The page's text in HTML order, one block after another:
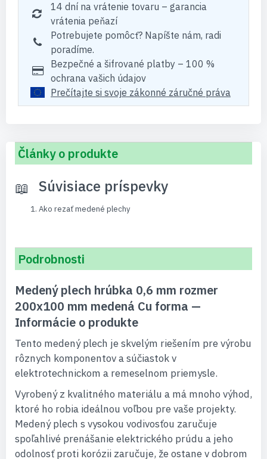
14 dní na vrátenie tovaru – garancia
vrátenia peňazí
Potrebujete pomôcť? Napíšte nám, radi
poradíme.
Bezpečné a šifrované platby – 100 %
ochrana vašich údajov
Prečítajte si svoje zákonné záručné práva
Články o produkte
Súvisiace príspevky
Ako rezať medené plechy
Podrobnosti
Medený plech hrúbka 0,6 mm rozmer
200x100 mm medená Cu forma —
Informácie o produkte
Tento medený plech je skvelým riešením pre výrobu
rôznych komponentov a súčiastok v
elektrotechnickom a remeselnom priemysle.
Vyrobený z kvalitného materiálu a má mnoho výhod,
ktoré ho robia ideálnou voľbou pre vaše projekty.
Medený plech s vysokou vodivosťou zaručuje
spoľahlivé prenášanie elektrického prúdu a jeho
odolnosť proti korózii zaručuje, že ostane v dobrom